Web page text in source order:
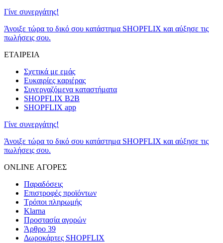
Γίνε συνεργάτης!
Άνοιξε τώρα το δικό σου κατάστημα SHOPFLIX και αύξησε τις
πωλήσεις σου.
ΕΤΑΙΡΕΙΑ
Σχετικά με εμάς
Ευκαιρίες καριέρας
Συνεργαζόμενα καταστήματα
SHOPFLIX B2B
SHOPFLIX app
Γίνε συνεργάτης!
Άνοιξε τώρα το δικό σου κατάστημα SHOPFLIX και αύξησε τις
πωλήσεις σου.
ONLINE ΑΓΟΡΕΣ
Παραδόσεις
Επιστροφές προϊόντων
Τρόποι πληρωμής
Klarna
Προστασία αγορών
Άρθρο 39
Δωροκάρτες SHOPFLIX